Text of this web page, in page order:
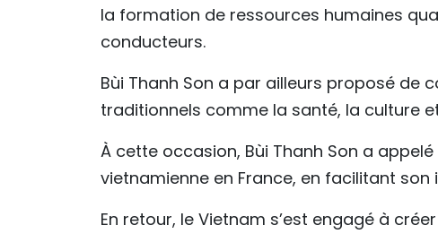
la formation de ressources humaines
conducteurs.
Bùi Thanh Son a par ailleurs proposé de
traditionnels comme la santé, la culture
À cette occasion, Bùi Thanh Son a
vietnamienne en France, en facilitant
En retour, le Vietnam s’est engagé à